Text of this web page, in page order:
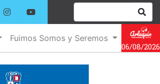
Fuimos Somos y Seremos
06/08/2026